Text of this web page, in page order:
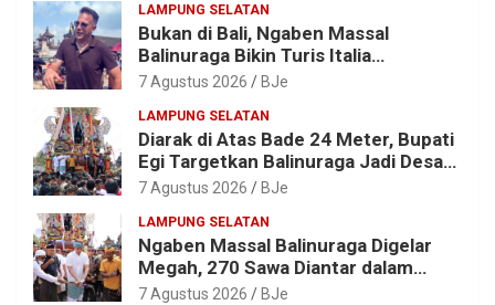
LAMPUNG SELATAN
Bukan di Bali, Ngaben Massal
Balinuraga Bikin Turis Italia
Terpukau, Puluhan Ribu Orang Ikut
7 Agustus 2026 BJe
LAMPUNG SELATAN
Diarak di Atas Bade 24 Meter, Bupati
Egi Targetkan Balinuraga Jadi Desa
Wisata Budaya 2027
7 Agustus 2026 BJe
LAMPUNG SELATAN
Ngaben Massal Balinuraga Digelar
Megah, 270 Sawa Diantar dalam
Tradisi Suci yang Gerakkan Ekonomi
7 Agustus 2026 BJe